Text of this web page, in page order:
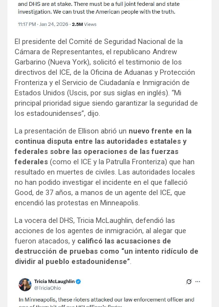
El presidente del Comité de Seguridad Nacional de la
Cámara de Representantes, el republicano Andrew
Garbarino (Nueva York), solicitó el testimonio de los
directivos del ICE, de la Oficina de Aduanas y Protección
Fronteriza y el Servicio de Ciudadanía e Inmigración de
Estados Unidos (Uscis, por sus siglas en inglés). “Mi
principal prioridad sigue siendo garantizar la seguridad de
los estadounidenses”, dijo.
La presentación de Ellison abrió un nuevo frente en la
continua disputa entre las autoridades estatales y
federales sobre las operaciones de las fuerzas
federales (como el ICE y la Patrulla Fronteriza) que han
resultado en muertes de civiles. Las autoridades locales
no han podido investigar el incidente en el que falleció
Good, de 37 años, a manos de un agente del ICE, que
encendió las protestas en Minneapolis.
La vocera del DHS, Tricia McLaughlin, defendió las
acciones de los agentes de inmigración, al alegar que
fueron atacados, y calificó las acusaciones de
destrucción de pruebas como “un intento ridículo de
dividir al pueblo estadounidense”.